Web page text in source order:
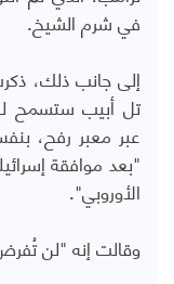
في شرم الشيخ.
إلى جانب ذلك،
تل أبيب ستسمح
"بعد موافقة
الأوروبي".
وقالت إنه "لن